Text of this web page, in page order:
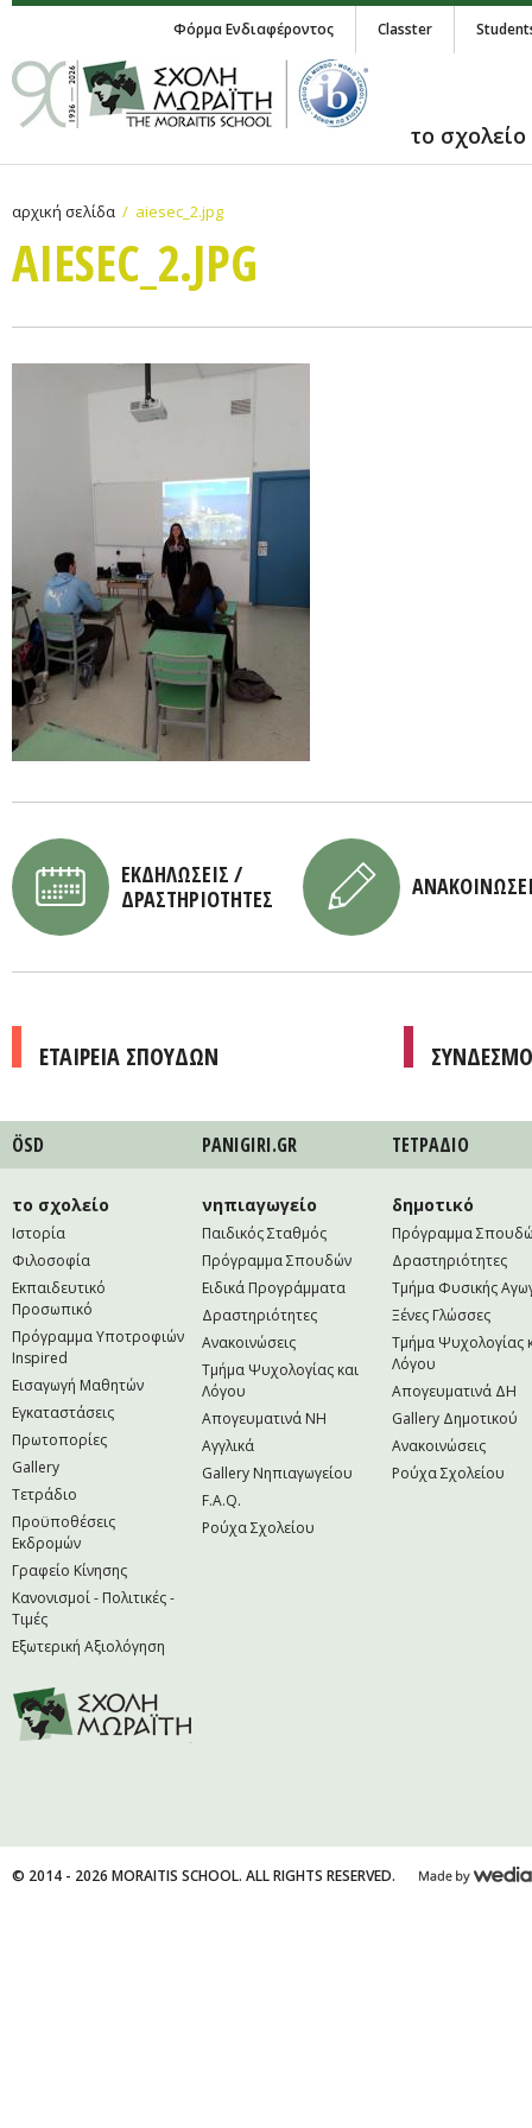
Φόρμα Ενδιαφέροντος Classter
το σχολείο
αρχική σελίδα aiesec_2.jpg
AIESEC_2.JPG
ΕΚΔΗΛΩΣΕΙΣ /
ΔΡΑΣΤΗΡΙΟΤΗΤΕΣ
ΕΤΑΙΡΕΙΑ ΣΠΟΥΔΩΝ
ÖSD PANIGIRI.GR ΤΕΤΡAΔΙΟ
το σχολείο
Ιστορία
Φιλοσοφία
Εκπαιδευτικό
Προσωπικό
Πρόγραμμα Υποτροφιών
Inspired
Εισαγωγή Μαθητών
Εγκαταστάσεις
Πρωτοπορίες
Gallery
Τετράδιο
Προϋποθέσεις
Εκδρομών
Γραφείο Κίνησης
Κανονισμοί - Πολιτικές -
Τιμές
Εξωτερική Αξιολόγηση
νηπιαγωγείο
Παιδικός Σταθμός
Πρόγραμμα Σπουδών
Ειδικά Προγράμματα
Δραστηριότητες
Ανακοινώσεις
Τμήμα Ψυχολογίας και
Λόγου
Απογευματινά NH
Αγγλικά
Gallery Νηπιαγωγείου
F.A.Q.
Ρούχα Σχολείου
δημοτικό
Πρόγραμμα
Δραστηριότητες
Τμήμα Φυσικής
Ξένες Γλώσσες
Τμήμα Ψυχολογίας
Λόγου
Απογευματινά ΔΗ
Gallery Δημοτικού
Ανακοινώσεις
Ρούχα Σχολείου
© 2014 - 2026 MORAITIS SCHOOL. ALL RIGHTS RESERVED.